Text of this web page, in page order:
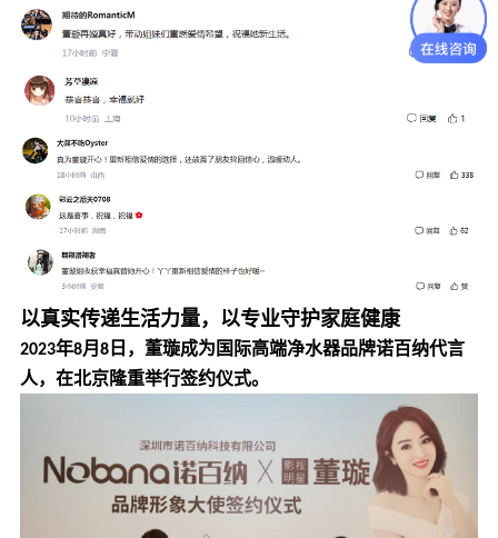
以真实传递生活力量，以专业守护家庭健康
2023年8月 8日，董璇成为国际高端净水器品牌诺百纳代言
人，在北京隆重举行签约仪式。